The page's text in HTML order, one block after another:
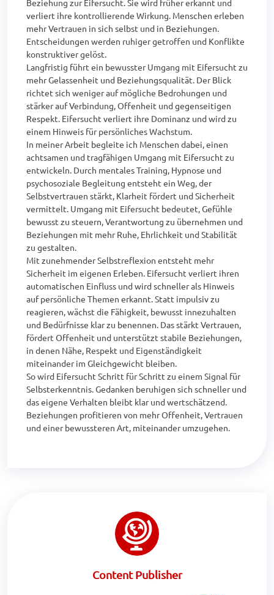
Beziehung zur Eifersucht. Sie wird früher erkannt und
verliert ihre kontrollierende Wirkung. Menschen erleben
mehr Vertrauen in sich selbst und in Beziehungen.
Entscheidungen werden ruhiger getroffen und Konflikte
konstruktiver gelöst.
Langfristig führt ein bewusster Umgang mit Eifersucht zu
mehr Gelassenheit und Beziehungsqualität. Der Blick
richtet sich weniger auf mögliche Bedrohungen und
stärker auf Verbindung, Offenheit und gegenseitigen
Respekt. Eifersucht verliert ihre Dominanz und wird zu
einem Hinweis für persönliches Wachstum.
In meiner Arbeit begleite ich Menschen dabei, einen
achtsamen und tragfähigen Umgang mit Eifersucht zu
entwickeln. Durch mentales Training, Hypnose und
psychosoziale Begleitung entsteht ein Weg, der
Selbstvertrauen stärkt, Klarheit fördert und Sicherheit
vermittelt. Umgang mit Eifersucht bedeutet, Gefühle
bewusst zu steuern, Verantwortung zu übernehmen und
Beziehungen mit mehr Ruhe, Ehrlichkeit und Stabilität
zu gestalten.
Mit zunehmender Selbstreflexion entsteht mehr
Sicherheit im eigenen Erleben. Eifersucht verliert ihren
automatischen Einfluss und wird schneller als Hinweis
auf persönliche Themen erkannt. Statt impulsiv zu
reagieren, wächst die Fähigkeit, bewusst innezuhalten
und Bedürfnisse klar zu benennen. Das stärkt Vertrauen,
fördert Offenheit und unterstützt stabile Beziehungen,
in denen Nähe, Respekt und Eigenständigkeit
miteinander im Gleichgewicht bleiben.
So wird Eifersucht Schritt für Schritt zu einem Signal für
Selbsterkenntnis. Gedanken beruhigen sich schneller und
das eigene Verhalten bleibt klar und wertschätzend.
Beziehungen profitieren von mehr Offenheit, Vertrauen
und einer bewussteren Art, miteinander umzugehen.
Content Publisher